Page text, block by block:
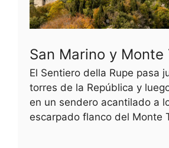
San Marino y Monte
El Sentiero della Rupe pasa
torres de la República y
en un sendero acantilado a
escarpado flanco del Monte